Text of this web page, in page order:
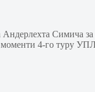
Андерлехта Симича
моменти 4-го туру